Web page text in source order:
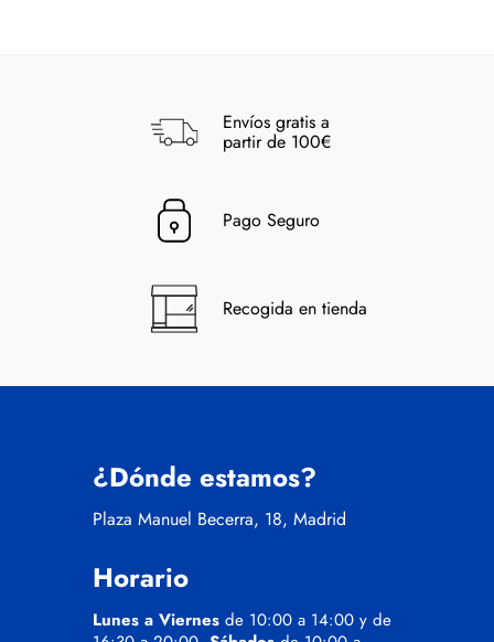
Envíos gratis a
partir de 100€
Pago Seguro
Recogida en tienda
¿Dónde estamos?
Plaza Manuel Becerra, 18, Madrid
Horario
Lunes a Viernes de 10:00 a 14:00 y de